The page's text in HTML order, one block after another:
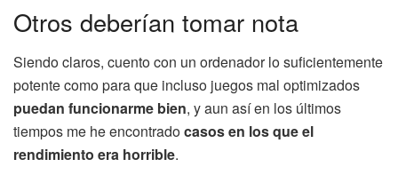
Otros deberían tomar nota
Siendo claros, cuento con un ordenador lo suficientemente
potente como para que incluso juegos mal optimizados
puedan funcionarme bien, y aun así en los últimos
tiempos me he encontradocasos en los que el
rendimiento era horrible.